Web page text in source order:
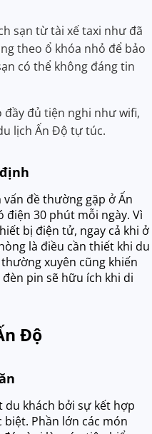
sạn từ tài xế taxi như đã
theo ổ khóa nhỏ để bảo
có thể không đáng tin
đủ tiện nghi như wifi,
lịch Ấn Độ tự túc.
đề thường gặp ở Ấn
điện 30 phút mỗi ngày. Vì
bị điện tử, ngay cả khi ở
là điều cần thiết khi du
xuyên cũng khiến
pin sẽ hữu ích khi di
Độ
khách bởi sự kết hợp
biệt. Phần lớn các món